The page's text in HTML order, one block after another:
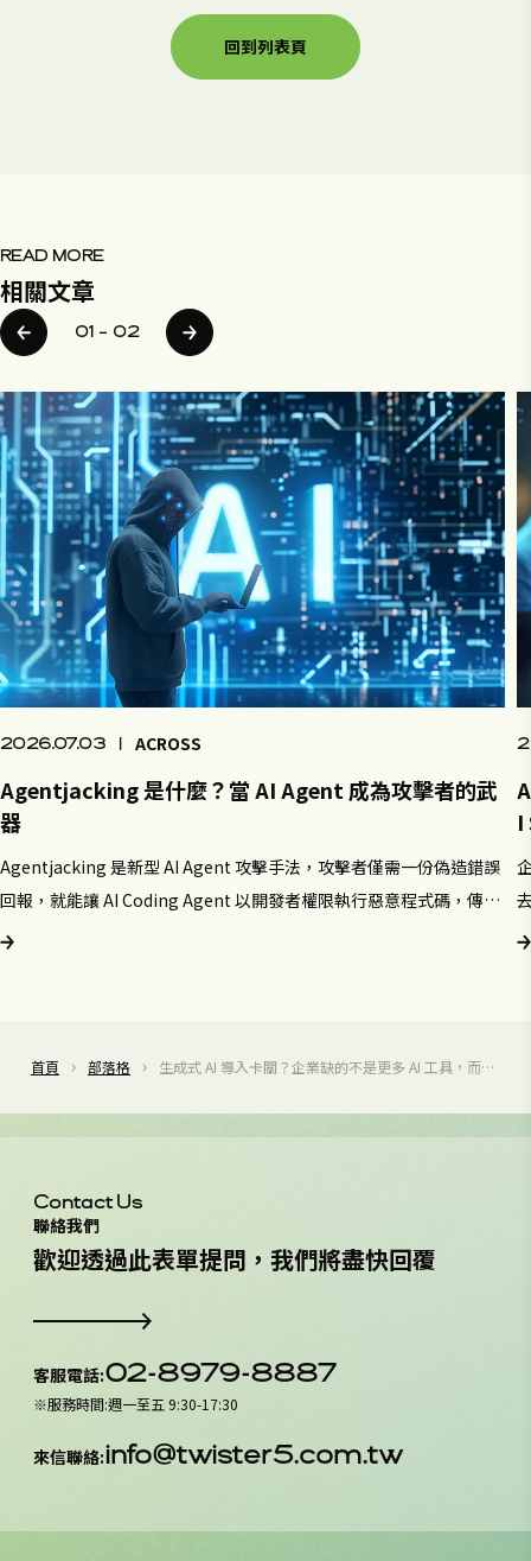
回到列表頁
READ MORE
相關文章
01 – 02
2026.07.03 |ACROSS
Agentjacking 是什麼？當 AI Agent 成為攻擊者的武
器
Agentjacking 是新型 AI Agent 攻擊手法，攻擊者僅需一份偽造錯誤
回報，就能讓 AI Coding Agent 以開發者權限執行惡意程式碼，傳統
資安工具全數失效。
I
首頁 部落格
生成式 AI 導入卡關？企業缺的不是更多 AI 工具，而是
Contact Us
聯絡我們
歡迎透過此表單提問 ， 我們將盡快回覆
客服電話:02-8979-8887
※服務時間:週一至五 9:30-17:30
來信聯絡:info@twister5.com.tw